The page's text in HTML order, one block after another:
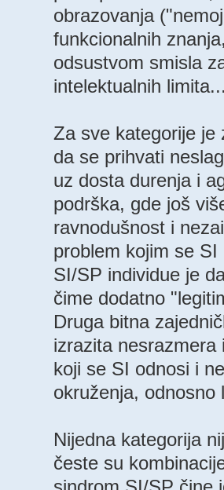
obrazovanja
funkcionalnih
odsustvom smisla
intelektualnih
Za sve kategorije je
da se prihvati
uz dosta durenja i
podrška, gde još
ravnodušnost i
problem kojim se
SI/SP individue je
čime dodatno
Druga bitna
izrazita nesrazmera
koji se SI odnosi i
okruženja, odnosno
Nijedna kategorija
česte su